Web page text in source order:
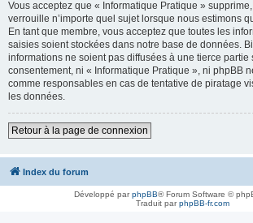
Vous acceptez que « Informatique Pratique »
verrouille n’importe quel sujet lorsque nous estimons
En tant que membre, vous acceptez que toutes les
saisies soient stockées dans notre base de données.
informations ne soient pas diffusées à une tierce partie
consentement, ni « Informatique Pratique », ni phpBB
comme responsables en cas de tentative de piratage
les données.
Retour à la page de connexion
Index du forum
Développé parphpBB® Forum Software ©
Traduit parphpBB-fr.com